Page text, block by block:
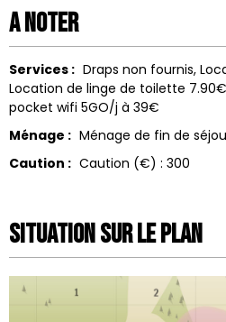
A noter
Services : Draps non fournis
Location de linge de toilette
pocket wifi 5GO/j à 39€
Ménage : Ménage de fin de
Caution : Caution (€) : 300
Situation sur le Plan